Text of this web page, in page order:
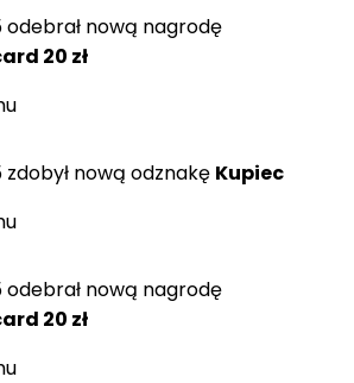
odebrał nową nagrodę
20 zł
zdobył nową odznakę Kupiec
odebrał nową nagrodę
20 zł